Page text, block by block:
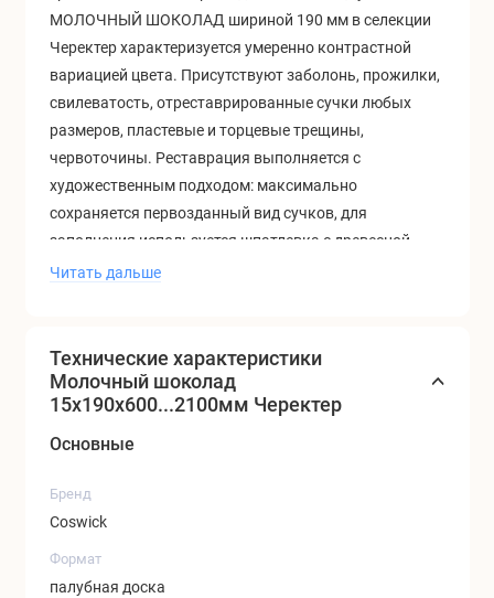
МОЛОЧНЫЙ ШОКОЛАД шириной 190 мм в селекции
Черектер характеризуется умеренно контрастной
вариацией цвета. Присутствуют заболонь, прожилки,
свилеватость, отреставрированные сучки любых
размеров, пластевые и торцевые трещины,
червоточины. Реставрация выполняется с
художественным подходом: максимально
сохраняется первозданный вид сучков, для
заполнения используется шпатлевка с древесной
составляющей.
натуральность и солидность дубовых паркетных
полов.
Читать дальше
Технические характеристики
Молочный шоколад
15x190x600...2100мм Черектер
Основные
Бренд
Coswick
Формат
палубная доска